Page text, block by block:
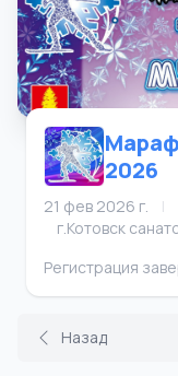
2026
21 фев 2026 г.
|
г.Котовск
Регистрация
Назад